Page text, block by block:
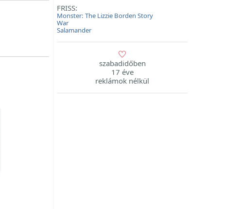
FRISS:
Monster: The Lizzie Borden Story
War
Salamander
szabadidőben
17 éve
reklámok nélkül